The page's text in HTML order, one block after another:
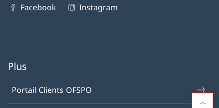
Facebook Instagram
Plus
Portail Clients OFSPO